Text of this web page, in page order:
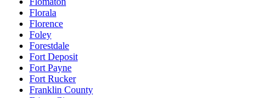
Florala
Florence
Foley
Forestdale
Fort Deposit
Fort Payne
Fort Rucker
Franklin County